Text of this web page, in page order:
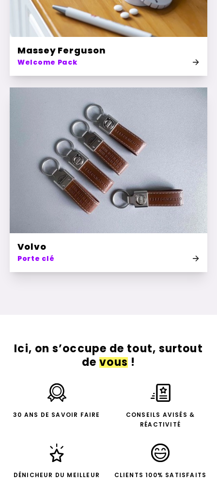
Massey Ferguson
Welcome Pack
Volvo
Porte clé
Ici, on s’occupe de tout, surtout
devous!
30 ANS DE SAVOIR FAIRE
CONSEILS AVISÉS &
RÉACTIVITÉ
DÉNICHEUR DU MEILLEUR CLIENTS 100% SATISFAITS